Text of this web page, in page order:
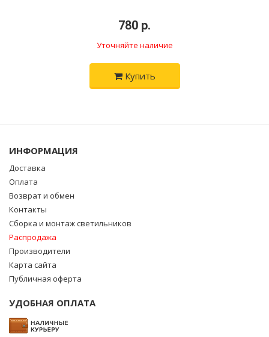
780 р.
Уточняйте наличие
Купить
ИНФОРМАЦИЯ
Доставка
Оплата
Возврат и обмен
Контакты
Сборка и монтаж светильников
Распродажа
Производители
Карта сайта
Публичная оферта
УДОБНАЯ ОПЛАТА